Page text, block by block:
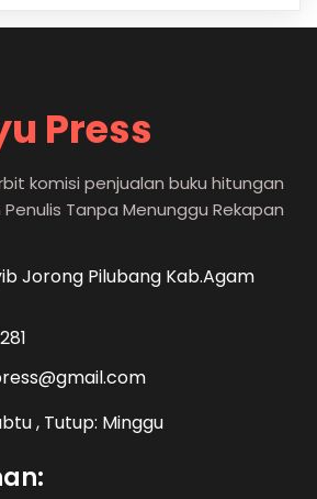
Press
komisi penjualan buku hitungan
Tanpa Menunggu Rekapan
Jorong Pilubang Kab.Agam
, Tutup: Minggu